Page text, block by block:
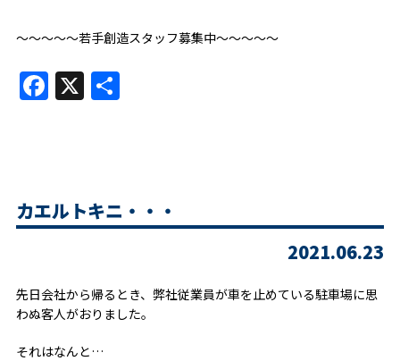
～～～～～若手創造スタッフ募集中～～～～～
Facebook
X 共
有
カエルトキニ・・・
2021.06.23
先日会社から帰るとき、弊社従業員が車を止めている駐車場に思
わぬ客人がおりました。
それはなんと…